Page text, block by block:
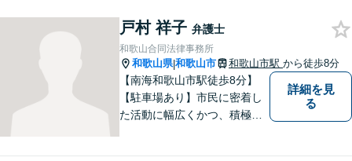
育ちの私が丁寧にサポートし
ます。【丁寧なヒアリング】
【休日や夜間相談も柔軟に対
応】
戸村 祥子 弁護士
和歌山合同法律事務所
和歌山県|和歌山市 和歌山市駅 から徒歩8分
【南海和歌山市駅徒歩8分】
【駐車場あり】市民に密着し
た活動に幅広くかつ、積極的
詳細を見
る